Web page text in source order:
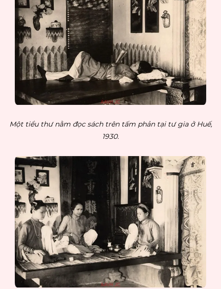
Một tiểu thư nằm đọc sách trên tấm phản tại tư gia ở Huế,
1930.